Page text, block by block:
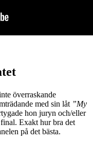
överraskande
med sin låt ”My
hon juryn och/eller
Exakt hur bra det
på det bästa.